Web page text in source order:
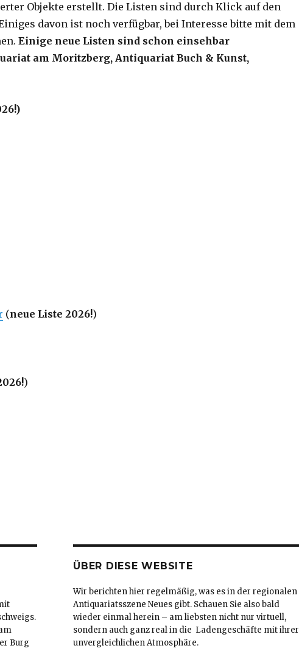
Objekte erstellt. Die Listen sind durch Klick auf den
davon ist noch verfügbar, bei Interesse bitte mit dem
Einige neue Listen sind schon einsehbar
am Moritzberg, Antiquariat Buch & Kunst,
(neue Liste 2026!)
)
Burg
ÜBER DIESE WEBSITE
Wir berichten hier regelmäßig, was es in der regionalen
Antiquariatsszene Neues gibt. Schauen Sie also bald
wieder einmal herein – am liebsten nicht nur virtuell,
sondern auch ganz real in die Ladengeschäfte mit ihrer
unvergleichlichen Atmosphäre.